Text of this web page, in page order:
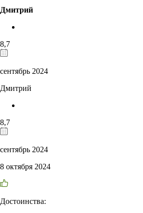
Дмитрий
8,7
сентябрь 2024
Дмитрий
8,7
сентябрь 2024
8 октября 2024
Достоинства: